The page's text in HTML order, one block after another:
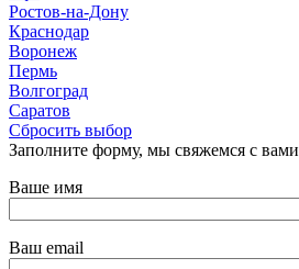
Ростов-на-Дону
Краснодар
Воронеж
Пермь
Волгоград
Саратов
Сбросить выбор
Заполните форму, мы свяжемся с вами
Ваше имя
Ваш email